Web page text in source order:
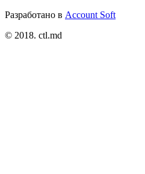
Разработано в Account Soft
© 2018. ctl.md